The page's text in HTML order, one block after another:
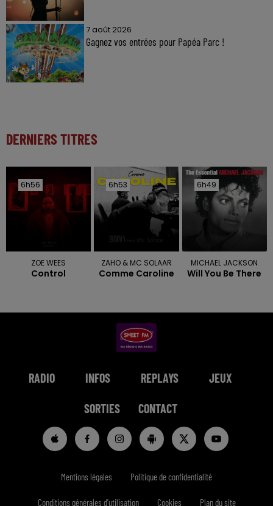
7 août 2026
Gagnez vos entrées pour Papéa Parc !
DERNIERS TITRES
6h56
6h56
ZOE WEES
Control
6h53
6h53
ZAHO & MC SOLAAR
Comme Caroline
6h49
6h49
MICHAEL JACKSON
Will You Be There
RADIO INFOS REPLAYS JEUX
SORTIES CONTACT
Mentions légales Politique de confidentialité
Conditions générales d'utilisation Cookies Plan du site